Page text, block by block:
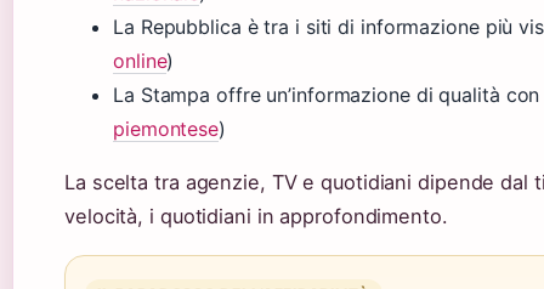
La Repubblica è tra i siti di informazione più
online)
La Stampa offre un’informazione di qualità
piemontese)
La scelta tra agenzie, TV e quotidiani dipende
velocità, i quotidiani in approfondimento.